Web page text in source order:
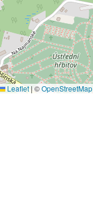
Leaflet | ©OpenStreetMap